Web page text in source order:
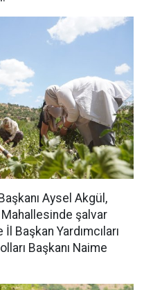
Aysel Akgül,
şalvar
Başkan Yardımcıları
Başkanı Naime